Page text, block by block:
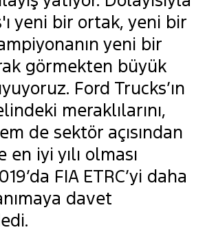
yeni bir ortak, yeni bir
yeni bir
görmekten büyük
Ford Trucks’ın
meraklılarını,
de sektör açısından
iyi yılı olması
FIA ETRC’yi daha
davet